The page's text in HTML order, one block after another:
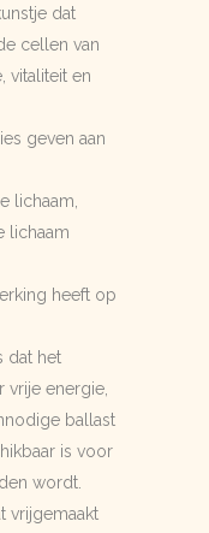
dat
cellen van
vitaliteit en
geven aan
lichaam,
lichaam
heeft op
dat het
vrije energie,
ballast
is voor
wordt.
vrijgemaakt